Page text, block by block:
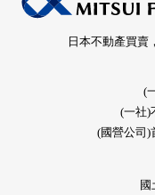
日本不動產買賣
(
(一社)
(國營公司)
國